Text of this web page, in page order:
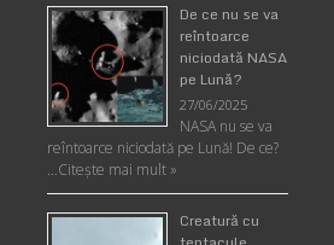
De ce nu se va
reîntoarce
niciodată NASA
pe Lună?
27/06/2025
NASA nu se va
reîntoarce niciodată pe Lună! De ce?
…Citește mai mult »
Creatură cu